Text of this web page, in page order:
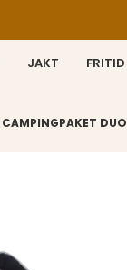
JAKT FRITID
CAMPINGPAKET DUO